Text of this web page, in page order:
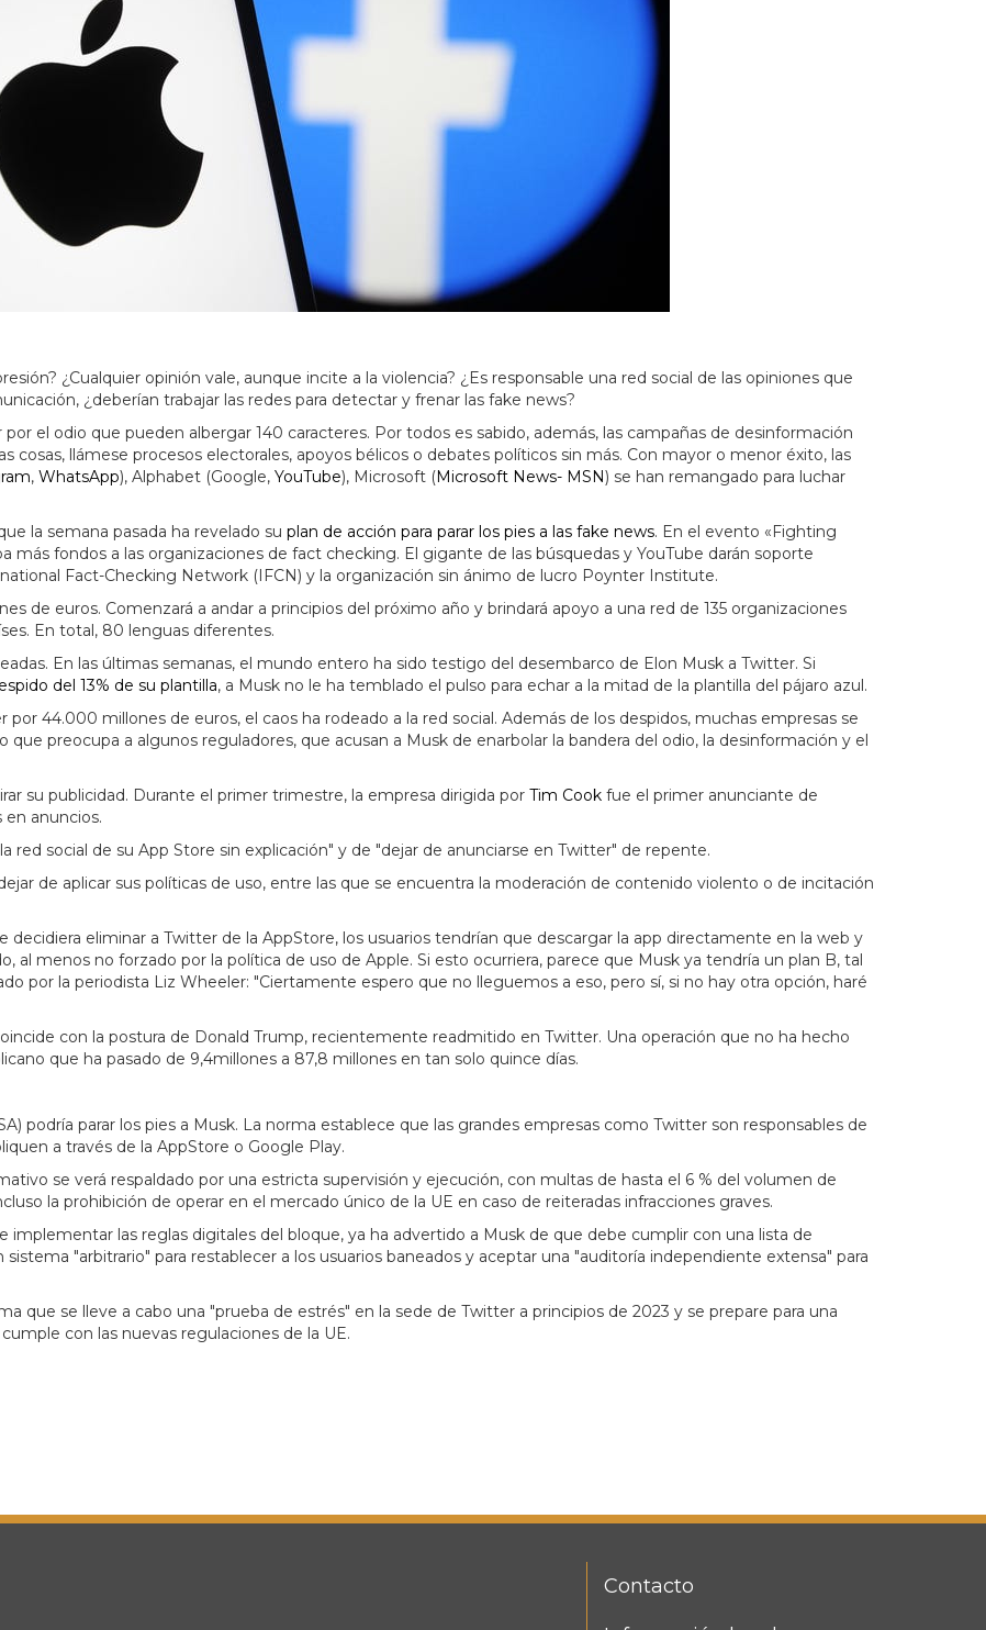
¿Cualquier opinión vale, aunque incite a la violencia? ¿Es responsable una red social de las opiniones que
¿deberían trabajar las redes para detectar y frenar las fake news?
el odio que pueden albergar 140 caracteres. Por todos es sabido, además, las campañas de desinformación
cosas, llámese procesos electorales, apoyos bélicos o debates políticos sin más. Con mayor o menor éxito, las
, WhatsApp), Alphabet (Google, YouTube), Microsoft (Microsoft News- MSN) se han remangado para luchar
la semana pasada ha revelado su plan de acción para parar los pies a las fake news. En el evento «Fighting
más fondos a las organizaciones de fact checking. El gigante de las búsquedas y YouTube darán soporte
Fact-Checking Network (IFCN) y la organización sin ánimo de lucro Poynter Institute.
de euros. Comenzará a andar a principios del próximo año y brindará apoyo a una red de 135 organizaciones
En total, 80 lenguas diferentes.
En las últimas semanas, el mundo entero ha sido testigo del desembarco de Elon Musk a Twitter. Si
del 13% de su plantilla, a Musk no le ha temblado el pulso para echar a la mitad de la plantilla del pájaro azul.
44.000 millones de euros, el caos ha rodeado a la red social. Además de los despidos, muchas empresas se
preocupa a algunos reguladores, que acusan a Musk de enarbolar la bandera del odio, la desinformación y el
su publicidad. Durante el primer trimestre, la empresa dirigida por Tim Cook fue el primer anunciante de
anuncios.
red social de su App Store sin explicación" y de "dejar de anunciarse en Twitter" de repente.
de aplicar sus políticas de uso, entre las que se encuentra la moderación de contenido violento o de incitación
decidiera eliminar a Twitter de la AppStore, los usuarios tendrían que descargar la app directamente en la web y
al menos no forzado por la política de uso de Apple. Si esto ocurriera, parece que Musk ya tendría un plan B, tal
por la periodista Liz Wheeler: "Ciertamente espero que no lleguemos a eso, pero sí, si no hay otra opción, haré
con la postura de Donald Trump, recientemente readmitido en Twitter. Una operación que no ha hecho
que ha pasado de 9,4millones a 87,8 millones en tan solo quince días.
podría parar los pies a Musk. La norma establece que las grandes empresas como Twitter son responsables de
a través de la AppStore o Google Play.
se verá respaldado por una estricta supervisión y ejecución, con multas de hasta el 6 % del volumen de
la prohibición de operar en el mercado único de la UE en caso de reiteradas infracciones graves.
implementar las reglas digitales del bloque, ya ha advertido a Musk de que debe cumplir con una lista de
"arbitrario" para restablecer a los usuarios baneados y aceptar una "auditoría independiente extensa" para
que se lleve a cabo una "prueba de estrés" en la sede de Twitter a principios de 2023 y se prepare para una
con las nuevas regulaciones de la UE.
FOOTER
Contacto